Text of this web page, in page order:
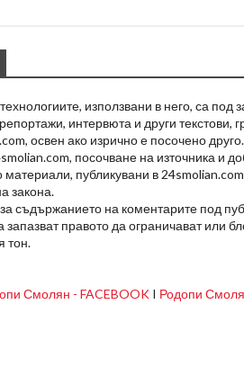
използвани в него, са под
интервюта и други
освен ако изрично е посочено
посочване на източника и
публикувани в
закона.
съдържанието на коментарите под
правото да ограничават или
тон.
Смолян - FACEBOOK I Родопи